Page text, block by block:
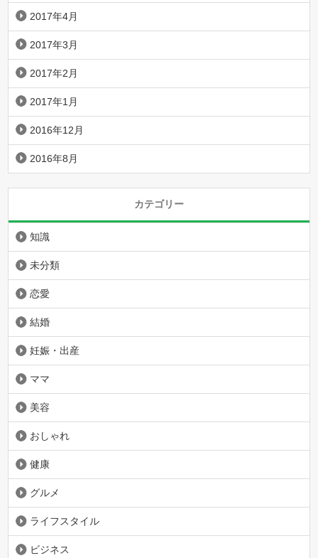
2017年4月
2017年3月
2017年2月
2017年1月
2016年12月
2016年8月
カテゴリー
知識
未分類
恋愛
結婚
妊娠・出産
ママ
美容
おしゃれ
健康
グルメ
ライフスタイル
ビジネス